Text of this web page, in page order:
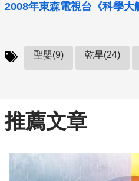
2008年東森電視台《科學大
聖嬰(9) 乾旱(24)
推薦文章